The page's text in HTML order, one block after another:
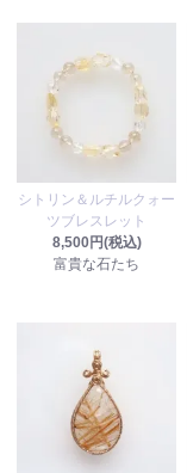
シトリン＆ルチルクォー
ツブレスレット
8,500円(税込)
富貴な石たち